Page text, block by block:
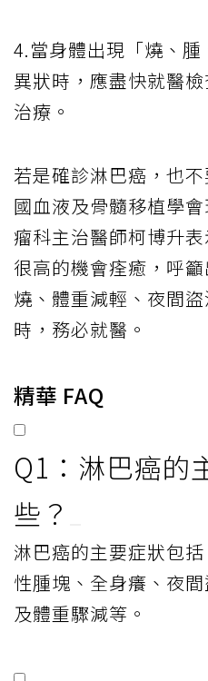
4.當身體出現「燒、
異狀時，應盡快就醫
治療。
若是確診淋巴癌，也
國血液及骨髓移植學
瘤科主治醫師柯博升
很高的機會痊癒，呼
燒、體重減輕、夜間
時，務必就醫。
精華 FAQ
Q1：淋巴癌的
些？
淋巴癌的主要症狀包
性腫塊、全身癢、夜
及體重驟減等。